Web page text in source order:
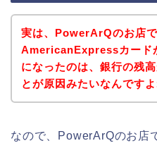
実は、PowerArQのお店
AmericanExpressカード
になったのは、銀行の残
とが原因みたいなんですよ
なので、PowerArQのお店